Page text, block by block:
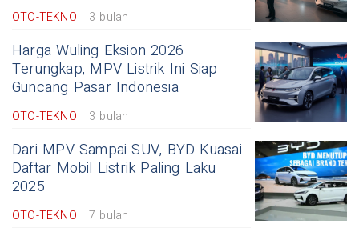
OTO-TEKNO 3 bulan
Harga Wuling Eksion 2026
Terungkap, MPV Listrik Ini Siap
Guncang Pasar Indonesia
OTO-TEKNO 3 bulan
Dari MPV Sampai SUV, BYD Kuasai
Daftar Mobil Listrik Paling Laku
2025
OTO-TEKNO 7 bulan